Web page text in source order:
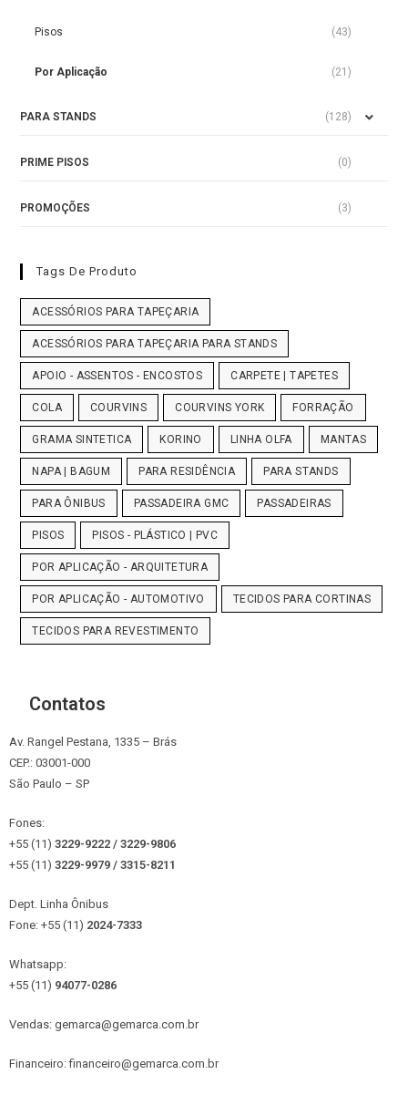
Pisos (43)
Por Aplicação (21)
PARA STANDS (128)
PRIME PISOS (0)
PROMOÇÕES (3)
Tags De Produto
ACESSÓRIOS PARA TAPEÇARIA
ACESSÓRIOS PARA TAPEÇARIA PARA STANDS
APOIO - ASSENTOS - ENCOSTOS CARPETE | TAPETES
COLA COURVINS COURVINS YORK FORRAÇÃO
GRAMA SINTETICA KORINO LINHA OLFA MANTAS
NAPA | BAGUM PARA RESIDÊNCIA PARA STANDS
PARA ÔNIBUS PASSADEIRA GMC PASSADEIRAS
PISOS PISOS - PLÁSTICO | PVC
POR APLICAÇÃO - ARQUITETURA
POR APLICAÇÃO - AUTOMOTIVO TECIDOS PARA CORTINAS
TECIDOS PARA REVESTIMENTO
Contatos
Av. Rangel Pestana, 1335 – Brás
CEP.: 03001-000
São Paulo – SP
Fones:
+55 (11) 3229-9222 / 3229-9806
+55 (11) 3229-9979 / 3315-8211
Dept. Linha Ônibus
Fone: +55 (11) 2024-7333
Whatsapp:
+55 (11) 94077-0286
Vendas: gemarca@gemarca.com.br
Financeiro: financeiro@gemarca.com.br